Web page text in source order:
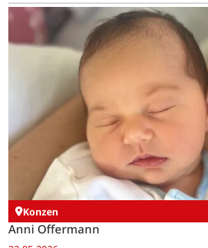
Konzen
Anni Offermann